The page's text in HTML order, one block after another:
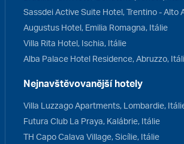
Augustus Hotel, Emilia Romagna, Itálie
Villa Rita Hotel, Ischia, Itálie
Alba Palace Hotel Residence, Abruzzo,
Nejnavštěvovanější hotely
Villa Luzzago Apartments, Lombardie,
Futura Club La Praya, Kalábrie, Itálie
TH Capo Calava Village, Sicílie, Itálie